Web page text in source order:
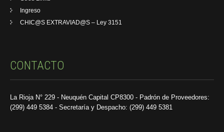
Ingreso
CHIC@S EXTRAVIAD@S – Ley 3151
CONTACTO
La Rioja N° 229 - Neuquén Capital CP8300 - Padrón de Proveedores:
(299) 449 5384 - Secretaría y Despacho: (299) 449 5381